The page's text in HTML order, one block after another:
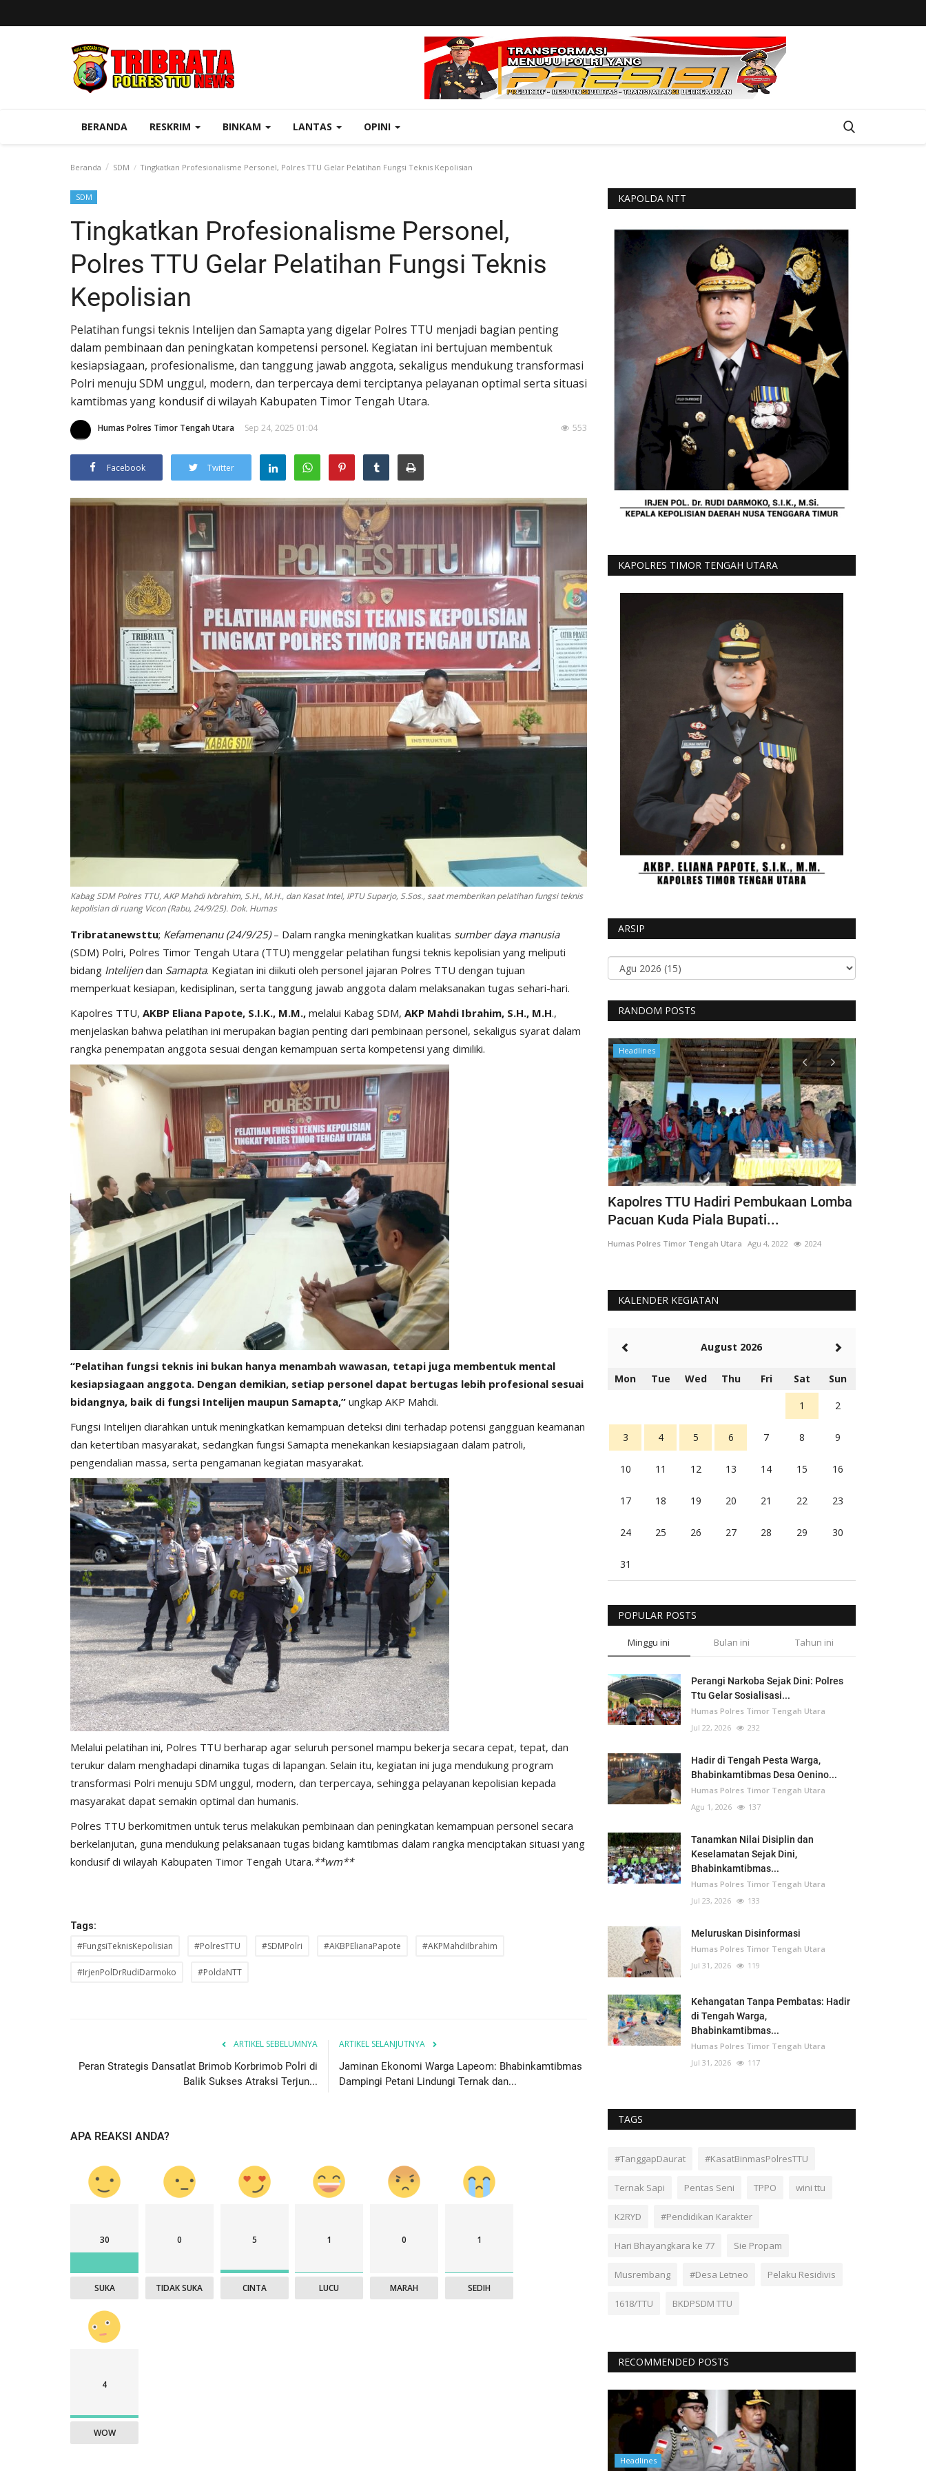
BERANDA RESKRIM BINKAM LANTAS OPINI
Beranda SDM Tingkatkan Profesionalisme Personel, Polres TTU Gelar Pelatihan Fungsi Teknis Kepolisian
SDM
Tingkatkan Profesionalisme Personel,
Polres TTU Gelar Pelatihan Fungsi Teknis
Kepolisian
Pelatihan fungsi teknis Intelijen dan Samapta yang digelar Polres TTU menjadi bagian penting
dalam pembinaan dan peningkatan kompetensi personel. Kegiatan ini bertujuan membentuk
kesiapsiagaan, profesionalisme, dan tanggung jawab anggota, sekaligus mendukung transformasi
Polri menuju SDM unggul, modern, dan terpercaya demi terciptanya pelayanan optimal serta situasi
kamtibmas yang kondusif di wilayah Kabupaten Timor Tengah Utara.
Humas Polres Timor Tengah Utara Sep 24, 2025 01:04 553
Facebook Twitter
Kabag SDM Polres TTU, AKP Mahdi Ivbrahim, S.H., M.H., dan Kasat Intel, IPTU Suparjo, S.Sos., saat memberikan pelatihan fungsi teknis
kepolisian di ruang Vicon (Rabu, 24/9/25). Dok. Humas
Tribratanewsttu; Kefamenanu (24/9/25)– Dalam rangka meningkatkan kualitas sumber daya manusia
(SDM) Polri, Polres Timor Tengah Utara (TTU) menggelar pelatihan fungsi teknis kepolisian yang meliputi
bidang Intelijendan Samapta. Kegiatan ini diikuti oleh personel jajaran Polres TTU dengan tujuan
memperkuat kesiapan, kedisiplinan, serta tanggung jawab anggota dalam melaksanakan tugas sehari-hari.
Kapolres TTU, AKBP Eliana Papote, S.I.K., M.M., melalui Kabag SDM, AKP Mahdi Ibrahim, S.H., M.H.,
menjelaskan bahwa pelatihan ini merupakan bagian penting dari pembinaan personel, sekaligus syarat dalam
rangka penempatan anggota sesuai dengan kemampuan serta kompetensi yang dimiliki.
“Pelatihan fungsi teknis ini bukan hanya menambah wawasan, tetapi juga membentuk mental
kesiapsiagaan anggota. Dengan demikian, setiap personel dapat bertugas lebih profesional sesuai
bidangnya, baik di fungsi Intelijen maupun Samapta,” ungkap AKP Mahdi.
Fungsi Intelijen diarahkan untuk meningkatkan kemampuan deteksi dini terhadap potensi gangguan keamanan
dan ketertiban masyarakat, sedangkan fungsi Samapta menekankan kesiapsiagaan dalam patroli,
pengendalian massa, serta pengamanan kegiatan masyarakat.
Melalui pelatihan ini, Polres TTU berharap agar seluruh personel mampu bekerja secara cepat, tepat, dan
terukur dalam menghadapi dinamika tugas di lapangan. Selain itu, kegiatan ini juga mendukung program
transformasi Polri menuju SDM unggul, modern, dan terpercaya, sehingga pelayanan kepolisian kepada
masyarakat dapat semakin optimal dan humanis.
Polres TTU berkomitmen untuk terus melakukan pembinaan dan peningkatan kemampuan personel secara
berkelanjutan, guna mendukung pelaksanaan tugas bidang kamtibmas dalam rangka menciptakan situasi yang
kondusif di wilayah Kabupaten Timor Tengah Utara.**wm**
Tags:
#FungsiTeknisKepolisian #PolresTTU #SDMPolri #AKBPElianaPapote #AKPMahdiIbrahim
#IrjenPolDrRudiDarmoko #PoldaNTT
ARTIKEL SEBELUMNYA
Peran Strategis Dansatlat Brimob Korbrimob Polri di
Balik Sukses Atraksi Terjun...
ARTIKEL SELANJUTNYA
Jaminan Ekonomi Warga Lapeom: Bhabinkamtibmas
Dampingi Petani Lindungi Ternak dan...
APA REAKSI ANDA?
30
SUKA
0
TIDAK SUKA
5
CINTA
1
LUCU
0
MARAH
1
SEDIH
4
WOW
KAPOLDA NTT
KAPOLRES TIMOR TENGAH UTARA
ARSIP
RANDOM POSTS
teknik
2244
Satwil
BERIKAN RASA AMAN, POLSEK
MIOBAR LAKUKAN PENGAMANAN DI...
Humas Polres Timor Tengah Utara
Satwil
HUT Polwan ke-76, Kapolri Apresiasi
Prestasi yang Ditorehkan...
Humas Polres Timor Tengah Utara
Headlines
Kapolres TTU Hadiri Pembukaan Lomba
Pacuan Kuda Piala Bupati...
Humas Polres Timor Tengah Utara Agu 4, 2022 2024
KALENDER KEGIATAN
August 2026
Mon Tue Wed Thu Fri Sat Sun
1 2
3 4 5 6 7 8 9
10 11 12 13 14 15 16
17 18 19 20 21 22 23
24 25 26 27 28 29 30
31
POPULAR POSTS
Minggu ini Bulan ini Tahun ini
Perangi Narkoba Sejak Dini: Polres
Ttu Gelar Sosialisasi...
Humas Polres Timor Tengah Utara
Jul 22, 2026
232
Hadir di Tengah Pesta Warga,
Bhabinkamtibmas Desa Oenino...
Humas Polres Timor Tengah Utara
Agu 1, 2026
137
Tanamkan Nilai Disiplin dan
Keselamatan Sejak Dini,
Bhabinkamtibmas...
Humas Polres Timor Tengah Utara
Jul 23, 2026
133
Meluruskan Disinformasi
Humas Polres Timor Tengah Utara
Jul 31, 2026
119
Kehangatan Tanpa Pembatas: Hadir
di Tengah Warga,
Bhabinkamtibmas...
Humas Polres Timor Tengah Utara
Jul 31, 2026
117
TAGS
#TanggapDaurat #KasatBinmasPolresTTU
Ternak Sapi Pentas Seni TPPO wini ttu
K2RYD #Pendidikan Karakter
Hari Bhayangkara ke 77 Sie Propam
Musrembang #Desa Letneo Pelaku Residivis
1618/TTU BKDPSDM TTU
RECOMMENDED POSTS
Headlines